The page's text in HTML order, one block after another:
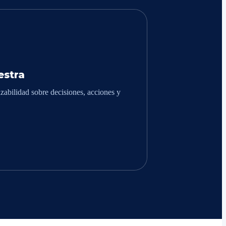
sobre decisiones, acciones y